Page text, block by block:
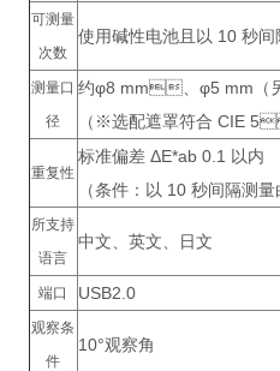
可测量
次数
使用碱性电池且以 10 秒间
测量口
径
约φ8 mm、φ5 mm（另
（※选配遮罩符合 CIE
重复性
标准偏差 ΔE*ab 0.1 以内
（条件：以 10 秒间隔测
所支持
语言
中文、英文、日文
端口 USB2.0
观察条
件
10°观察角